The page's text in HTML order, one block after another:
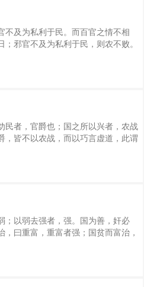
固见负于世；有独知之虑者，必见骜
者暗于成事，知者见于未萌。民不
与乐成。郭偃之法曰：‘论至德者不
者不谋于众。’法者所以爱民也，礼
不及为私利于民。而百官之情不相
；邪官不及为私利于民，则农不败。
不变。壮民疾农不变，则少民学之不
不休，则草必垦矣。 无以外权
不贵学问，又不贱农。民不贵学，则
交；无外交别则国安不殆。民不贱
民者，官爵也；国之所以兴者，农战
，皆不以农战，而以巧言虚道，此谓
；多力，则国强。今境内之民皆
而官爵可得也。”是故豪杰皆可变
、《书》，随从外权，上可以得显，
要靡事商贾，为技艺，皆以避农战。
；以弱去强者，强。国为善，奸必
，曰重富，重富者强；国贫而富治，